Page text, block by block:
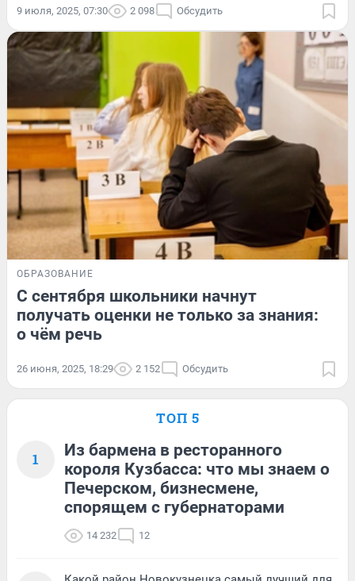
9 июля, 2025, 07:30 2 098 Обсудить
ОБРАЗОВАНИЕ
С сентября школьники начнут
получать оценки не только за знания:
о чём речь
26 июня, 2025, 18:29 2 152 Обсудить
ТОП 5
1
Из бармена в ресторанного
короля Кузбасса: что мы знаем о
Печерском, бизнесмене,
спорящем с губернаторами
14 232 12